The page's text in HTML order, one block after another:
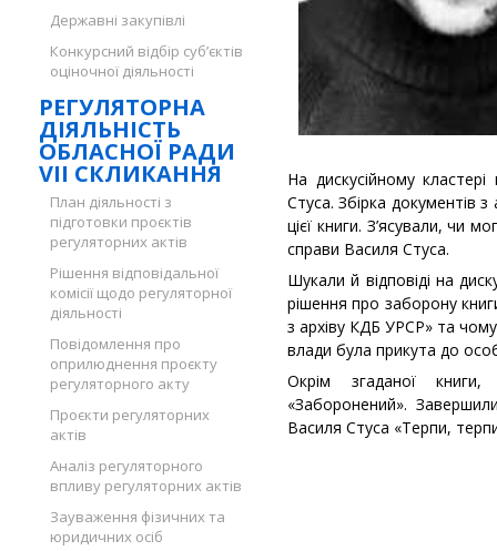
Державні закупівлі
Конкурсний відбір суб’єктів
оціночної діяльності
РЕГУЛЯТОРНА
ДІЯЛЬНІСТЬ
ОБЛАСНОЇ РАДИ
VII СКЛИКАННЯ
План діяльності з
підготовки проєктів
регуляторних актів
Рішення відповідальної
комісії щодо регуляторної
діяльності
Повідомлення про
оприлюднення проєкту
регуляторного акту
Проєкти регуляторних
актів
Аналіз регуляторного
впливу регуляторних актів
Зауваження фізичних та
юридичних осіб
На дискусійному
Стуса. Збірка документів
цієї книги. З’ясували, чи
справи Василя Стуса.
Шукали й відповіді на
рішення про заборону
з архіву КДБ УРСР» та чому
влади була прикута до
Окрім згаданої
«Заборонений».
Василя Стуса «Терпи,